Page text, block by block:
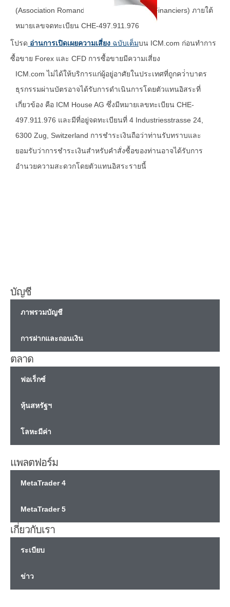
(Association Romande des Intermediaries Financiers) ภายใต้
หมายเลขจดทะเบียน CHE-497.911.976
โปรด อ่านการเปิดเผยความเสี่ยง ฉบับเต็มบน ICM.com ก่อนทําการ
ซื้อขาย Forex และ CFD การซื้อขายมีความเสี่ยง
ICM.com ไม่ได้ให้บริการแก่ผู้อยู่อาศัยในประเทศที่ถูกคว่ําบาตร
ธุรกรรมผ่านบัตรอาจได้รับการดำเนินการโดยตัวแทนอิสระที่
เกี่ยวข้อง คือ ICM House AG ซึ่งมีหมายเลขทะเบียน CHE-
497.911.976 และมีที่อยู่จดทะเบียนที่ 4 Industriesstrasse 24,
6300 Zug, Switzerland การชำระเงินถือว่าท่านรับทราบและ
ยอมรับว่าการชำระเงินสำหรับคำสั่งซื้อของท่านอาจได้รับการ
อำนวยความสะดวกโดยตัวแทนอิสระรายนี้
บัญชี
ภาพรวมบัญชี
การฝากและถอนเงิน
ตลาด
ฟอเร็กซ์
หุ้นสหรัฐฯ
โลหะมีค่า
แพลตฟอร์ม
MetaTrader 4
MetaTrader 5
เกี่ยวกับเรา
ระเบียบ
ข่าว